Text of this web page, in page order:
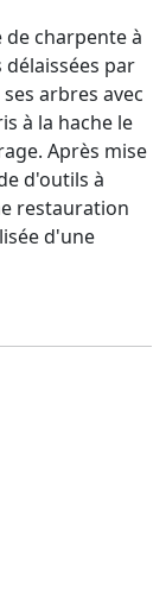
de charpente à
par
arbres avec
à la hache le
Après mise
d'outils à
restauration
d'une